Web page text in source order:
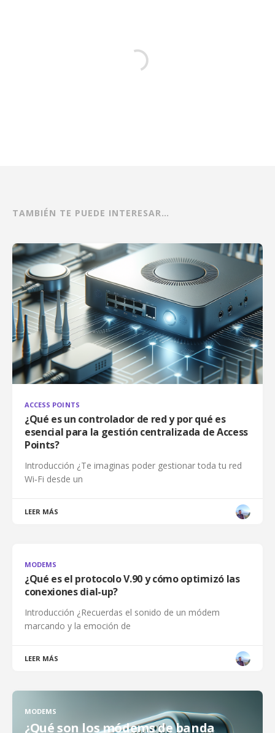
TAMBIÉN TE PUEDE INTERESAR…
ACCESS POINTS
¿Qué es un controlador de red y por qué es
esencial para la gestión centralizada de Access
Points?
Introducción ¿Te imaginas poder gestionar toda tu red
Wi‑Fi desde un
LEER MÁS
MODEMS
¿Qué es el protocolo V.90 y cómo optimizó las
conexiones dial-up?
Introducción ¿Recuerdas el sonido de un módem
marcando y la emoción de
LEER MÁS
MODEMS
¿Qué son los módems de banda